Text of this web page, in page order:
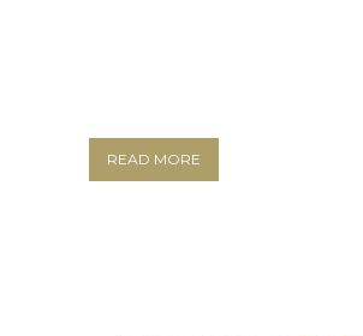
READ MORE